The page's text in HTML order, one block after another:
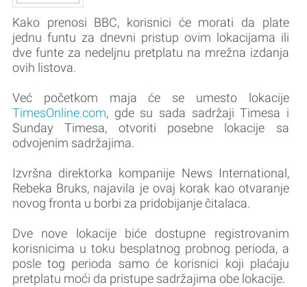
Kako prenosi BBC, korisnici će morati da plate
jednu funtu za dnevni pristup ovim lokacijama ili
dve funte za nedeljnu pretplatu na mrežna izdanja
ovih listova.
Već početkom maja će se umesto lokacije
TimesOnline.com, gde su sada sadržaji Timesa i
Sunday Timesa, otvoriti posebne lokacije sa
odvojenim sadržajima.
Izvršna direktorka kompanije News International,
Rebeka Bruks, najavila je ovaj korak kao otvaranje
novog fronta u borbi za pridobijanje čitalaca.
Dve nove lokacije biće dostupne registrovanim
korisnicima u toku besplatnog probnog perioda, a
posle tog perioda samo će korisnici koji plaćaju
pretplatu moći da pristupe sadržajima obe lokacije.